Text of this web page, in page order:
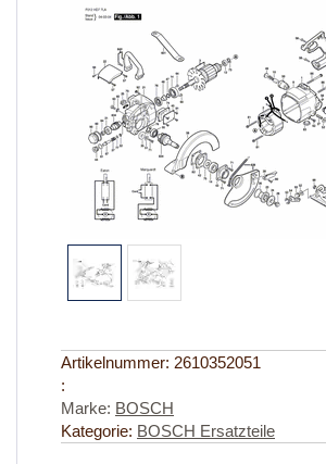
Artikelnummer: 2610352051
:
Marke: BOSCH
Kategorie: BOSCH Ersatzteile